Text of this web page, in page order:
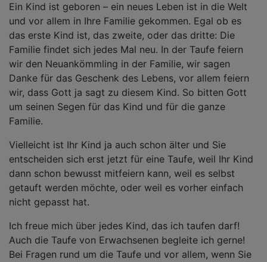
Ein Kind ist geboren – ein neues Leben ist in die Welt
und vor allem in Ihre Familie gekommen. Egal ob es
das erste Kind ist, das zweite, oder das dritte: Die
Familie findet sich jedes Mal neu. In der Taufe feiern
wir den Neuankömmling in der Familie, wir sagen
Danke für das Geschenk des Lebens, vor allem feiern
wir, dass Gott ja sagt zu diesem Kind. So bitten Gott
um seinen Segen für das Kind und für die ganze
Familie.
Vielleicht ist Ihr Kind ja auch schon älter und Sie
entscheiden sich erst jetzt für eine Taufe, weil Ihr Kind
dann schon bewusst mitfeiern kann, weil es selbst
getauft werden möchte, oder weil es vorher einfach
nicht gepasst hat.
Ich freue mich über jedes Kind, das ich taufen darf!
Auch die Taufe von Erwachsenen begleite ich gerne!
Bei Fragen rund um die Taufe und vor allem, wenn Sie